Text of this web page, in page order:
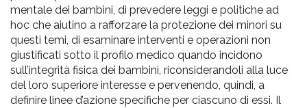
mentale dei bambini, di prevedere leggi e politiche ad
hoc che aiutino a rafforzare la protezione dei minori su
questi temi, di esaminare interventi e operazioni non
giustificati sotto il profilo medico quando incidono
sull’integrità fisica dei bambini, riconsiderandoli alla luce
del loro superiore interesse e pervenendo, quindi, a
definire linee d’azione specifiche per ciascuno di essi. Il